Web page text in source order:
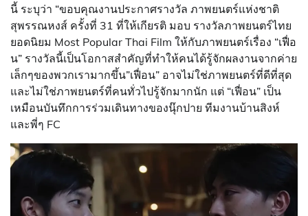
นี้ ระบุว่า “ขอบคุณงานประกาศรางวัล ภาพยนตร์แห่งชาติ
สุพรรณหงส์ ครั้งที่ 31 ที่ให้เกียรติ มอบ รางวัลภาพยนตร์ไทย
ยอดนิยม Most Popular Thai Film ให้กับภาพยนตร์เรื่อง “เฟื่อ
น” รางวัลนี้เป็นโอกาสสำคัญที่ทำให้คนได้รู้จักผลงานจากค่าย
เล็กๆของพวกเรามากขึ้น”เฟื่อน” อาจไม่ใช่ภาพยนตร์ที่ดีที่สุด
และไม่ใช่ภาพยนตร์ที่คนทั่วไปรู้จักมากนัก แต่ “เฟื่อน” เป็น
เหมือนบันทึกการร่วมเดินทางของนุ๊กปาย ทีมงานบ้านสิงห์
และพี่ๆ FC